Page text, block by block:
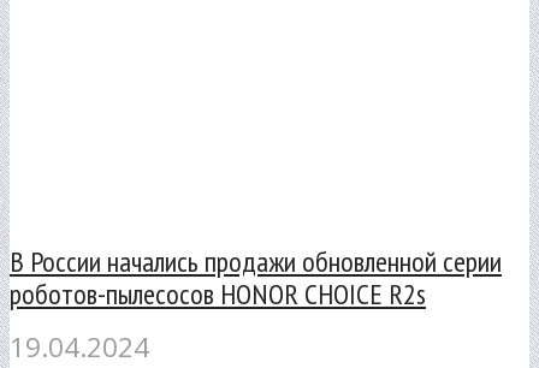
В России начались продажи обновленной серии
роботов-пылесосов HONOR CHOICE R2s
19.04.2024